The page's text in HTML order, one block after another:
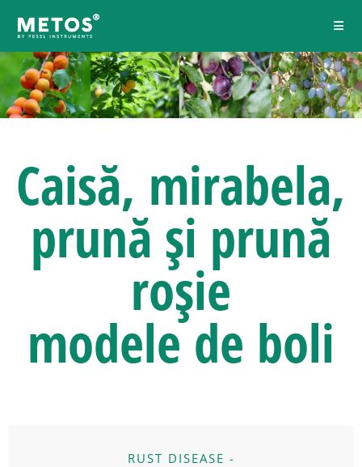
Caisă, mirabela,
prună și prună
roșie
modele de boli
RUST DISEASE -